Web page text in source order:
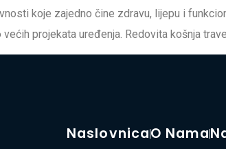
koje zajedno čine zdravu, lijepu i
projekata uređenja. Redovita košnja
NaslovnicaO Nama